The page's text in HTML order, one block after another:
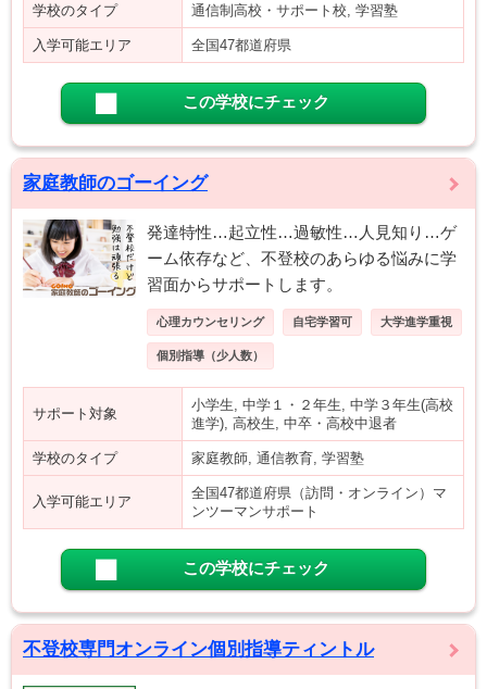
学校のタイプ 通信制高校・サポート校, 学習塾
入学可能エリア 全国47都道府県
この学校にチェック
家庭教師のゴーイング
発達特性…起立性…過敏性…人見知り…ゲ
ーム依存など、不登校のあらゆる悩みに学
習面からサポートします。
心理カウンセリング 自宅学習可 大学進学重視
個別指導（少人数）
サポート対象
小学生, 中学１・２年生, 中学３年生(高校
進学), 高校生, 中卒・高校中退者
学校のタイプ 家庭教師, 通信教育, 学習塾
入学可能エリア
全国47都道府県（訪問・オンライン）マ
ンツーマンサポート
この学校にチェック
不登校専門オンライン個別指導ティントル